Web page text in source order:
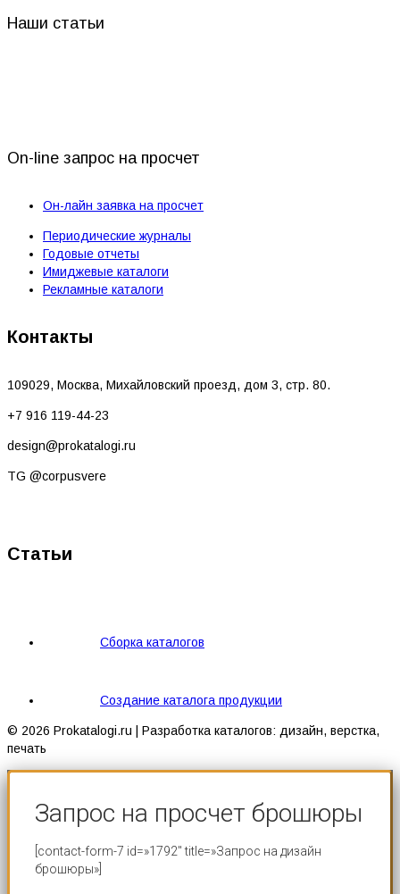
Наши статьи
On-line запрос на просчет
Он-лайн заявка на просчет
Периодические журналы
Годовые отчеты
Имиджевые каталоги
Рекламные каталоги
Контакты
109029, Москва, Михайловский проезд, дом 3, стр. 80.
+7 916 119-44-23
design@prokatalogi.ru
TG @corpusvere
Статьи
Сборка каталогов
Создание каталога продукции
© 2026 Prokatalogi.ru | Разработка каталогов: дизайн, верстка,
печать
Запрос на просчет брошюры
[contact-form-7 id=»1792″ title=»Запрос на дизайн
брошюры»]